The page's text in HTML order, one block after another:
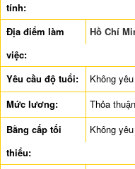
tính:
Địa điểm làm
việc:
Hồ Chí
Yêu cầu độ tuổi:
Không
Mức lương:
Thỏa thuận
Bằng cấp tối
thiểu:
Không